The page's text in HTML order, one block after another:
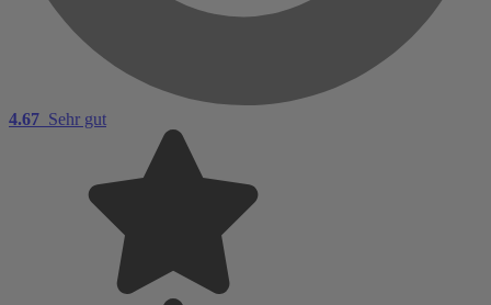
4.67 Sehr gut